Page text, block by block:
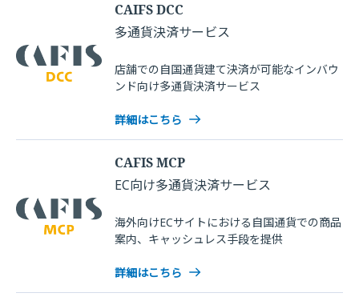
CAIFS DCC
多通貨決済サービス
店舗での自国通貨建て決済が可能なインバウ
ンド向け多通貨決済サービス
詳細はこちら
CAFIS MCP
EC向け多通貨決済サービス
海外向けECサイトにおける自国通貨での商品
案内、キャッシュレス手段を提供
詳細はこちら